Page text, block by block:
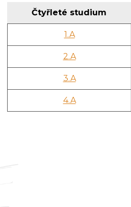
Čtyřleté studium
1.A
2.A
3.A
4.A